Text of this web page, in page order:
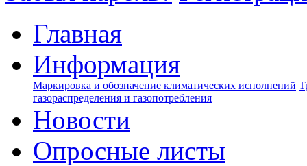
Главная
Информация
Маркировка и обозначение климатических исполнений
газораспределения и газопотребления
Новости
Опросные листы